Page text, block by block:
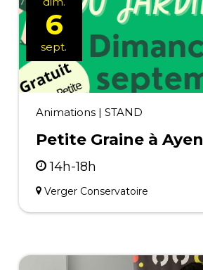
Animations| STAND
Petite Graine à Ayen
14h-18h
Verger Conservatoire
6
sept.